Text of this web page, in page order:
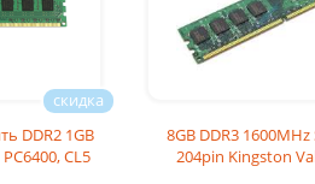
DDR2 1GB
CL5
8GB DDR3
204pin Kingston